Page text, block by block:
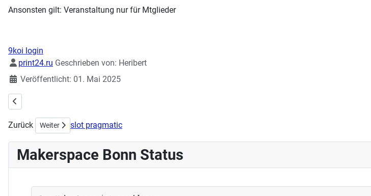
Ansonsten gilt: Veranstaltung nur für Mtglieder
9koi login
Details
print24.ru Geschrieben von: Heribert
Veröffentlicht: 01. Mai 2025
Vorheriger Beitrag: Teckids Campdays
Zurück Nächster Beitrag: Handarbeitstreff am 04.05.2025 - Vorstellung neue Maschinen
Weiter slot pragmatic
Makerspace Bonn Status